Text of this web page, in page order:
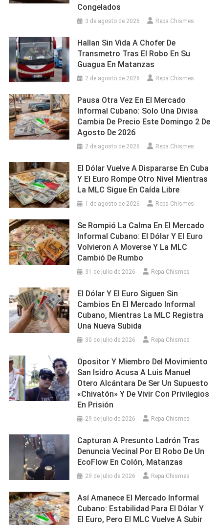
Congelados
3 de agosto de 2026 Repa Chismes
Hallan Sin Vida A Chofer De
Transmetro Tras El Robo En Su
Guagua En Matanzas
2 de agosto de 2026 Repa Chismes
Pausa Otra Vez En El Mercado
Informal Cubano: Solo Una Divisa
Cambia De Precio Este Domingo 2 De
Agosto De 2026
2 de agosto de 2026 Repa Chismes
El Dólar Vuelve A Dispararse En Cuba
Y El Euro Rompe Otro Nivel Mientras
La MLC Sigue En Caída Libre
1 de agosto de 2026 Repa Chismes
Se Rompió La Calma En El Mercado
Informal Cubano: El Dólar Y El Euro
Volvieron A Moverse Y La MLC
Cambió De Rumbo
31 de julio de 2026 Repa Chismes
El Dólar Y El Euro Siguen Sin
Cambios En El Mercado Informal
Cubano, Mientras La MLC Registra
Una Nueva Subida
30 de julio de 2026 Repa Chismes
Opositor Y Miembro Del Movimiento
San Isidro Acusa A Luis Manuel
Otero Alcántara De Ser Un Supuesto
«chivatón» Y De Vivir Con Privilegios
En Prisión
29 de julio de 2026 Repa Chismes
Capturan A Presunto Ladrón Tras
Denuncia Vecinal Por El Robo De Un
EcoFlow En Colón, Matanzas
29 de julio de 2026 Repa Chismes
Así Amanece El Mercado Informal
Cubano: Estabilidad Para El Dólar Y
El Euro, Pero El MLC Vuelve A Subir